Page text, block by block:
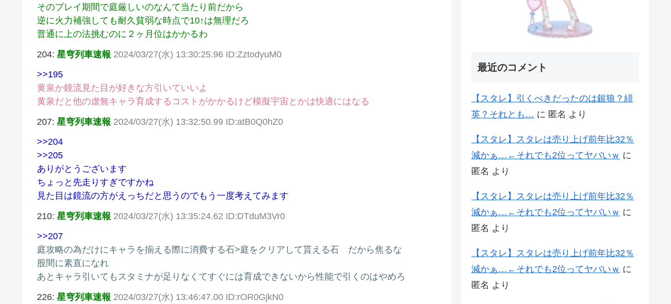
そのプレイ期間で庭厳しいのなんて当たり前だから
逆に火力補強しても耐久貧弱な時点で10↑は無理だろ
普通に上の法挑むのに２ヶ月位はかかるわ
204: 星穹列車速報 2024/03/27(水) 13:30:25.96 ID:ZztodyuM0
>>195
黄泉か鏡流見た目が好きな方引いていいよ
黄泉だと他の虚無キャラ育成するコストがかかるけど模擬宇宙とかは快適にはなる
207: 星穹列車速報 2024/03/27(水) 13:32:50.99 ID:atB0Q0hZ0
>>204
>>205
ありがとうございます
ちょっと先走りすぎですかね
見た目は鏡流の方がえっちだと思うのでもう一度考えてみます
210: 星穹列車速報 2024/03/27(水) 13:35:24.62 ID:DTduM3Vr0
>>207
庭攻略の為だけにキャラを揃える際に消費する石>庭をクリアして貰える石 だから焦るな
股間に素直になれ
あとキャラ引いてもスタミナが足りなくてすぐには育成できないから性能で引くのはやめろ
226: 星穹列車速報 2024/03/27(水) 13:46:47.00 ID:rOR0GjkN0
最近のコメント
【スタレ】引くべきだったのは銀狼？緋
英？それとも… に 匿名 より
【スタレ】スタレは売り上げ前年比32％
減かぁ…←それでも2位ってヤバいｗ に
匿名 より
【スタレ】スタレは売り上げ前年比32％
減かぁ…←それでも2位ってヤバいｗ に
匿名 より
【スタレ】スタレは売り上げ前年比32％
減かぁ…←それでも2位ってヤバいｗ に
匿名 より